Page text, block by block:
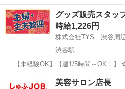
OK！「露光装置の設置・メンテナンス
代～40代のスタッフが多数活躍中★ 【コメント】 弊社なら事前の職場
見学が多数！お仕事...
東京 西多摩郡 その他
グッズ販売スタッ
時給1,226円
株式会社TYS 渋谷周
渋谷駅
【未経験OK】【週1/5時間～OK！】 ✿若い世代の女性スタッフが
多数在籍中✿ ‾‾‾‾‾‾‾‾‾‾‾‾‾‾‾‾‾ ◥◣POINT①：未経験でもOK！◢◤
‾‾‾‾‾‾‾‾‾‾‾‾‾‾ ●未経験の方でもO...
渋谷駅 その他
美容サロン店長